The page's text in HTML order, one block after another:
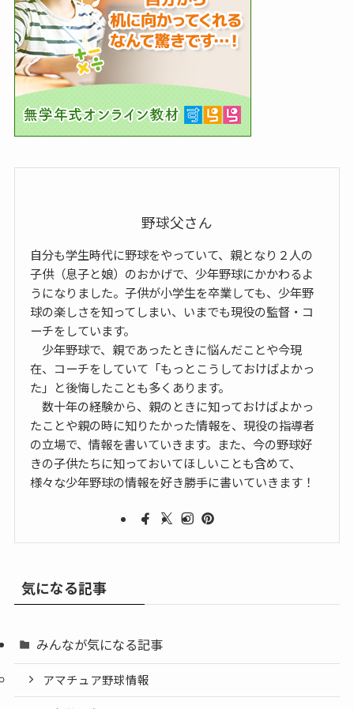
野球父さん
自分も学生時代に野球をやっていて、親となり２人の
子供（息子と娘）のおかげで、少年野球にかかわるよ
うになりました。子供が小学生を卒業しても、少年野
球の楽しさを知ってしまい、いまでも現役の監督・コ
ーチをしています。
少年野球で、親であったときに悩んだことや今現
在、コーチをしていて「もっとこうしておけばよかっ
た」と後悔したことも多くあります。
数十年の経験から、親のときに知っておけばよかっ
たことや親の時に知りたかった情報を、現役の指導者
の立場で、情報を書いていきます。また、今の野球好
きの子供たちに知っておいてほしいことも含めて、
様々な少年野球の情報を好き勝手に書いていきます！
気になる記事
みんなが気になる記事
アマチュア野球情報